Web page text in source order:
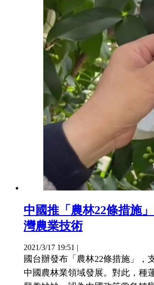
中國推「農林22條措施
灣農業技術
2021/3/17 19:51
國台辦發布「農林22條措施」，
中國農林業領域發展。對此，種